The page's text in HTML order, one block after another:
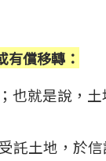
有償移轉 ：
也就是說，
託土地，於